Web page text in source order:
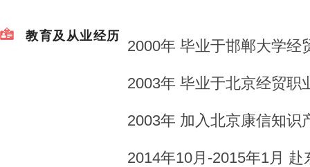
教育及从业经历
2000年 毕业于邯郸大学经
2003年 毕业于北京经贸职
2003年 加入北京康信知识
2014年10月-2015年1月 赴